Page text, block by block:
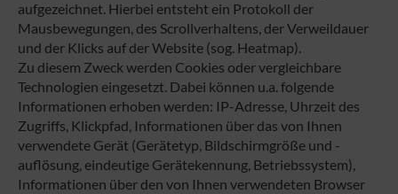
aufgezeichnet. Hierbei entsteht ein Protokoll der
Mausbewegungen, des Scrollverhaltens, der Verweildauer
und der Klicks auf der Website (sog. Heatmap).
Zu diesem Zweck werden Cookies oder vergleichbare
Technologien eingesetzt. Dabei können u.a. folgende
Informationen erhoben werden: IP-Adresse, Uhrzeit des
Zugriffs, Klickpfad, Informationen über das von Ihnen
verwendete Gerät (Gerätetyp, Bildschirmgröße und -
auflösung, eindeutige Gerätekennung, Betriebssystem),
Informationen über den von Ihnen verwendeten Browser